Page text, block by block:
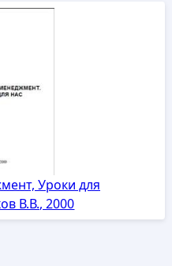
Уроки для
В.В., 2000